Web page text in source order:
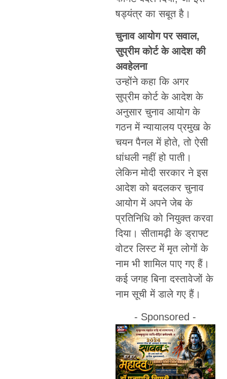
षड्यंत्र का सबूत है।
चुनाव आयोग पर सवाल,
सुप्रीम कोर्ट के आदेश की
अवहेलना
उन्होंने कहा कि अगर
सुप्रीम कोर्ट के आदेश के
अनुसार चुनाव आयोग के
गठन में न्यायालय प्रमुख के
चयन पैनल में होते, तो ऐसी
धांधली नहीं हो पाती।
लेकिन मोदी सरकार ने इस
आदेश को बदलकर चुनाव
आयोग में अपने जेब के
प्रतिनिधि को नियुक्त करवा
दिया। सीतामढ़ी के ड्राफ्ट
वोटर लिस्ट में मृत लोगों के
नाम भी शामिल पाए गए हैं।
कई जगह बिना दस्तावेजों के
नाम सूची में डाले गए हैं।
- Sponsored -